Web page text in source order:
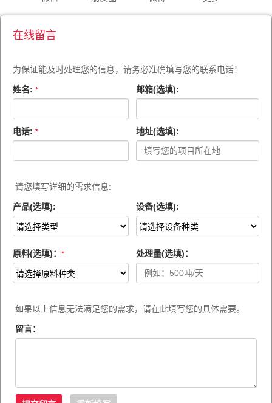
在线留言
为保证能及时处理您的信息，请务必准确填写您的联系电话！
姓名: * 邮箱(选填):
电话: * 地址(选填):
请您填写详细的需求信息:
产品(选填): 设备(选填):
原料(选填)： * 处理量(选填)：
如果以上信息无法满足您的需求，请在此填写您的具体需要。
留言：